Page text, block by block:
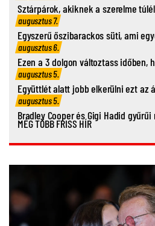
Sztárpárok, akiknek a szerelme
augusztus 7.
Egyszerű őszibarackos süti, ami
augusztus 6.
Ezen a 3 dolgon változtass időben,
augusztus 5.
Együttlét alatt jobb elkerülni ezt az
augusztus 5.
Bradley Cooper és Gigi Hadid
MÉG TÖBB FRISS HÍR